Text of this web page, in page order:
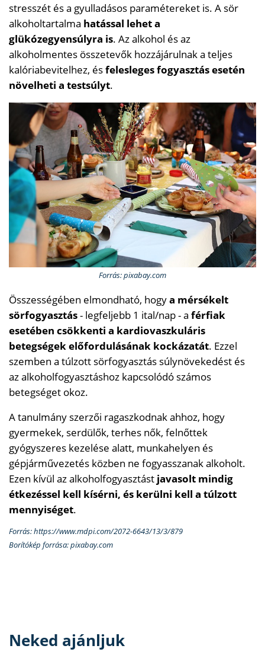
stresszét és a gyulladásos paramétereket is. A sör
alkoholtartalma hatással lehet a
glükózegyensúlyra is. Az alkohol és az
alkoholmentes összetevők hozzájárulnak a teljes
kalóriabevitelhez, ésfelesleges fogyasztás esetén
növelheti a testsúlyt.
Forrás: pixabay.com
Összességében elmondható, hogya mérsékelt
sörfogyasztás- legfeljebb 1 ital/nap - a férfiak
esetében csökkenti a kardiovaszkuláris
betegségek előfordulásának kockázatát. Ezzel
szemben a túlzott sörfogyasztás súlynövekedést és
az alkoholfogyasztáshoz kapcsolódó számos
betegséget okoz.
A tanulmány szerzői ragaszkodnak ahhoz, hogy
gyermekek, serdülők, terhes nők, felnőttek
gyógyszeres kezelése alatt, munkahelyen és
gépjárművezetés közben ne fogyasszanak alkoholt.
Ezen kívül az alkoholfogyasztást javasolt mindig
étkezéssel kell kísérni, és kerülni kell a túlzott
mennyiséget.
Forrás: https://www.mdpi.com/2072-6643/13/3/879
Borítókép forrása: pixabay.com
Neked ajánljuk